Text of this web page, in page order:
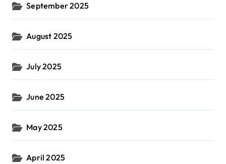
September 2025
August 2025
July 2025
June 2025
May 2025
April 2025